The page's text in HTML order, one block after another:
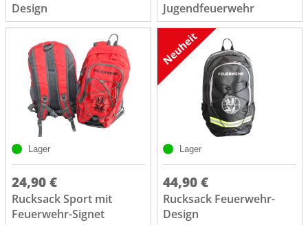
Design
Jugendfeuerwehr
Lager
24,90 €
Rucksack Sport mit
Feuerwehr-Signet
Lager
44,90 €
Rucksack Feuerwehr-
Design